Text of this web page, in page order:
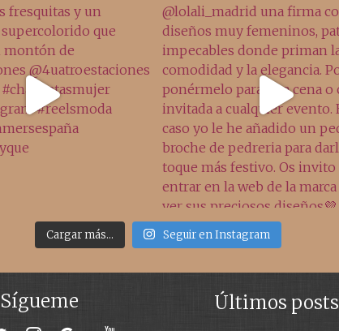
Cargar más... Seguir en Instagram
Sígueme Últimos posts